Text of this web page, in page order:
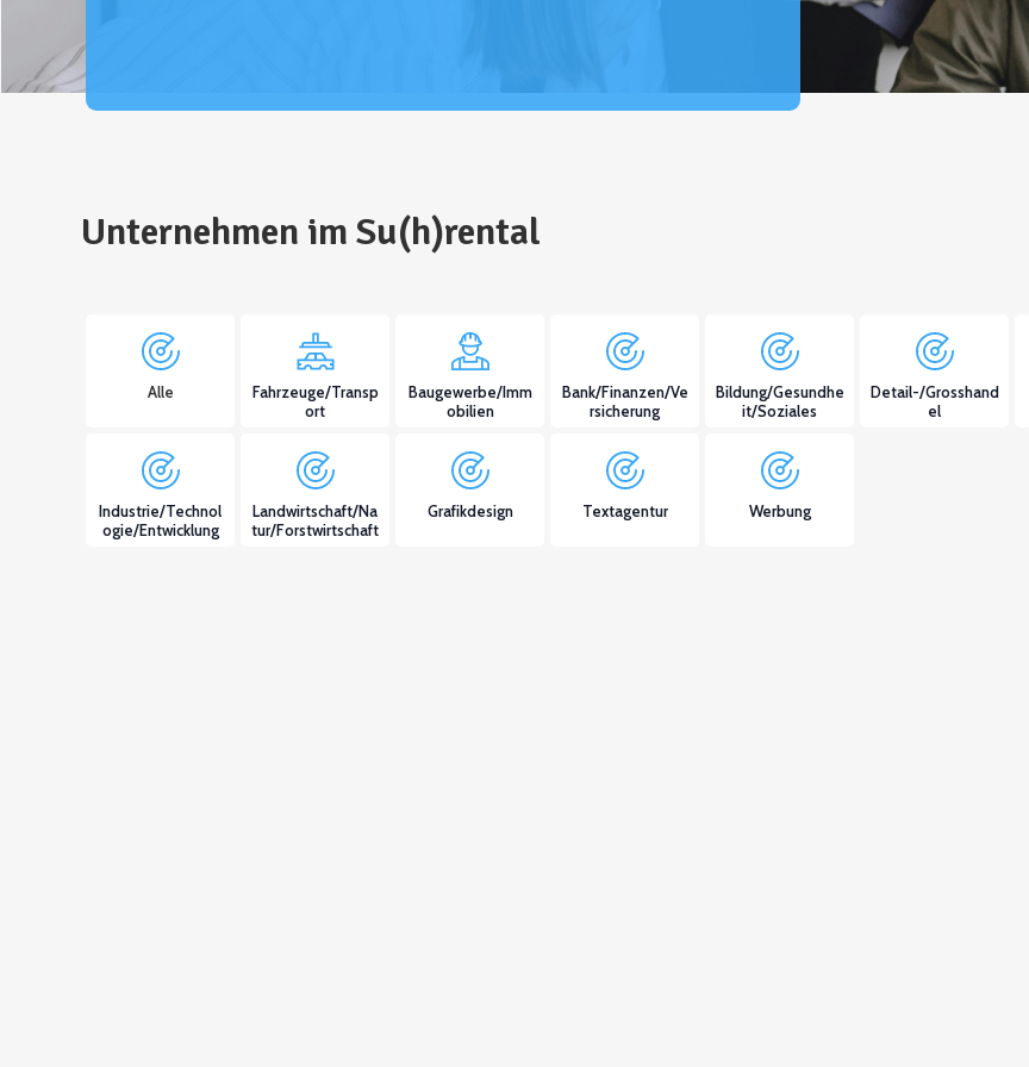
Unternehmen im Su(h)rental
Alle
Fahrzeuge/Transp
ort
Baugewerbe/Imm
obilien
Bank/Finanzen/Ve
rsicherung
Bildung/Gesundhe
it/Soziales
Detail-/Grosshand
el
Industrie/Technol
ogie/Entwicklung
Landwirtschaft/Na
tur/Forstwirtschaft
Grafikdesign Textagentur Werbung